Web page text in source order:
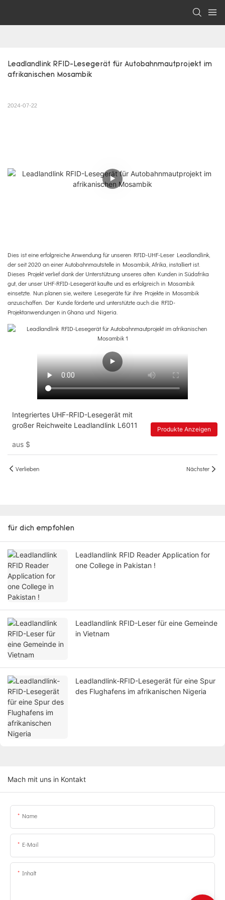
Leadlandlink RFID-Lesegerät für Autobahnmautprojekt im
afrikanischen Mosambik
2024-07-22
Dies ist eine erfolgreiche Anwendung für unseren RFID-UHF-Leser Leadlandlink,
der seit 2020 an einer Autobahnmautstelle in Mosambik, Afrika, installiert ist.
Dieses Projekt verlief dank der Unterstützung unseres alten Kunden in Südafrika
gut, der unser UHF-RFID-Lesegerät kaufte und es erfolgreich in Mosambik
einsetzte. Nun planen sie, weitere Lesegeräte für ihre Projekte in Mosambik
anzuschaffen. Der Kunde förderte und unterstützte auch die RFID-
Projektanwendungen in Ghana und Nigeria.
Integriertes UHF-RFID-Lesegerät mit
großer Reichweite Leadlandlink L6011
aus $
Produkte Anzeigen
Verlieben Nächster
für dich empfohlen
Leadlandlink RFID Reader Application for
one College in Pakistan !
Leadlandlink RFID-Leser für eine Gemeinde
in Vietnam
Leadlandlink-RFID-Lesegerät für eine Spur
des Flughafens im afrikanischen Nigeria
Mach mit uns in Kontakt
Name
E-Mail
Inhalt